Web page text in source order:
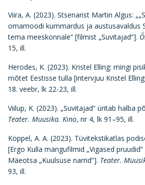
Viira, A. (2023). Stsenarist Martin Algus:
omamoodi kummardus ja austusavaldus
tema meeskonnale“ [filmist „Suvitajad“].
15, ill.
Herodes, K. (2023). Kristel Elling: mingi
mõtet Eestisse tulla [intervjuu Kristel
18. veebr, lk 22-23, ill.
Viilup, K. (2023). „Suvitajad“ üritab halba
Teater. Muusika. Kino, nr 4, lk 91–95, ill.
Koppel, A. A. (2023). Tüvitekstikatlas
[Ergo Kulla mängufilmid „Vigased
Mäeotsa „Kuulsuse narrid”]. Teater.
93, ill.